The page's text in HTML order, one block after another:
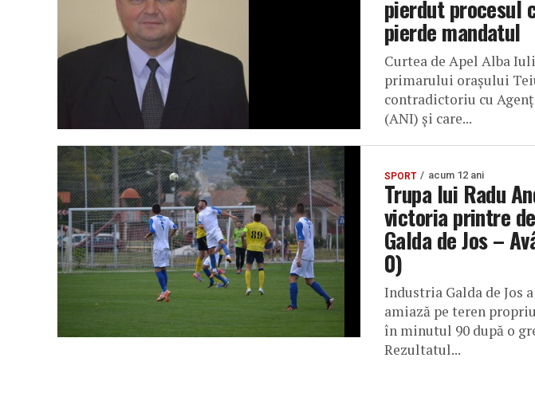
pierdut procesul
pierde mandatul
Curtea de Apel Alba
primarului oraşului
contradictoriu cu
(ANI) şi care...
SPORT acum 12 ani
Trupa lui Radu
victoria printre
Galda de Jos –
0)
Industria Galda de Jos
amiază pe teren
în minutul 90 după o
Rezultatul...